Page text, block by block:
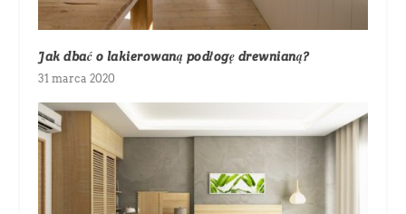
Jak dbać o lakierowaną podłogę drewnianą?
31 marca 2020